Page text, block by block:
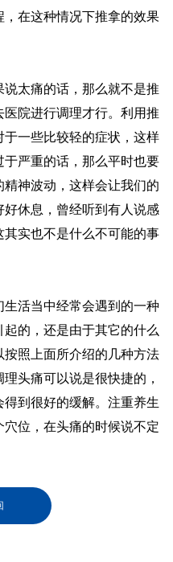
在这种情况下推拿的效果
太痛的话，那么就不是推
院进行调理才行。利用推
一些比较轻的症状，这样
严重的话，那么平时也要
神波动，这样会让我们的
休息，曾经听到有人说感
实也不是什么不可能的事
活当中经常会遇到的一种
的，还是由于其它的什么
照上面所介绍的几种方法
头痛可以说是很快捷的，
到很好的缓解。注重养生
位，在头痛的时候说不定